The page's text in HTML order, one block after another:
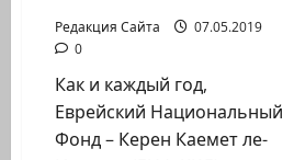
Редакция Сайта
07.05.2019
0
Как и каждый год,
Еврейский Национальный
Фонд – Керен Каемет ле-